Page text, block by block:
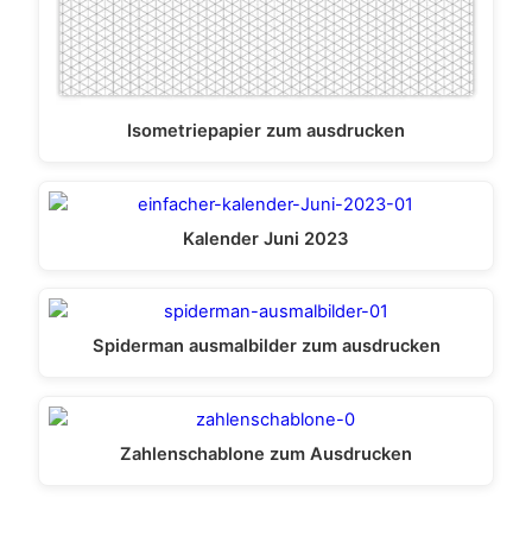
Isometriepapier zum ausdrucken
Kalender Juni 2023
Spiderman ausmalbilder zum ausdrucken
Zahlenschablone zum Ausdrucken